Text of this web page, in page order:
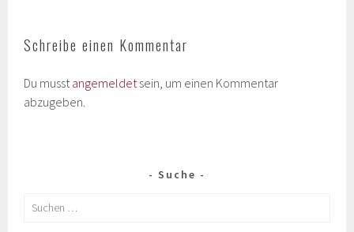
Schreibe einen Kommentar
Du musst angemeldet sein, um einen Kommentar
abzugeben.
Suche